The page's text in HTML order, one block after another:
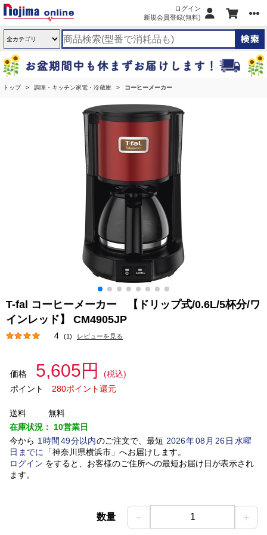
ログイン
新規会員登録(無料)
トップ 調理・キッチン家電・冷蔵庫 コーヒーメーカー
T-fal コーヒーメーカー 【ドリップ式/0.6L/5杯分/ワ
インレッド】 CM4905JP
4 (1) レビューを見る
価格 5,605円
(税込)
ポイント
280ポイント還元
送料
無料
在庫状況： 10営業日
今から 1 時間 49分以内のご注文で、最短 2026年08 月 26日水曜
日 までに 「神奈川県横浜市」 へお届けします。
ログイン をすると、お客様のご住所への最短お届け日が表示され
ます。
数量 － 1 ＋